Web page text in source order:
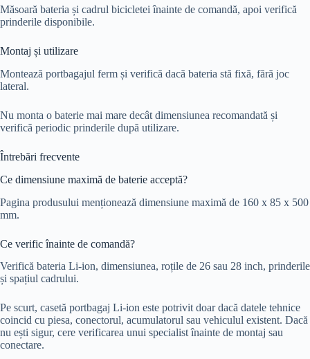
Măsoară bateria și cadrul bicicletei înainte de comandă, apoi verifică
prinderile disponibile.
Montaj și utilizare
Montează portbagajul ferm și verifică dacă bateria stă fixă, fără joc
lateral.
Nu monta o baterie mai mare decât dimensiunea recomandată și
verifică periodic prinderile după utilizare.
Întrebări frecvente
Ce dimensiune maximă de baterie acceptă?
Pagina produsului menționează dimensiune maximă de 160 x 85 x 500
mm.
Ce verific înainte de comandă?
Verifică bateria Li-ion, dimensiunea, roțile de 26 sau 28 inch, prinderile
și spațiul cadrului.
Pe scurt, casetă portbagaj Li-ion este potrivit doar dacă datele tehnice
coincid cu piesa, conectorul, acumulatorul sau vehiculul existent. Dacă
nu ești sigur, cere verificarea unui specialist înainte de montaj sau
conectare.